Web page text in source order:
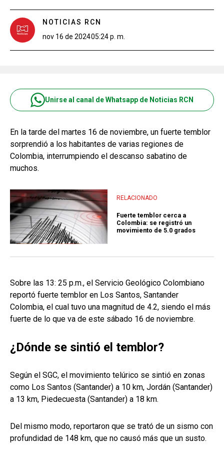
NOTICIAS RCN
nov 16 de 202405:24 p. m.
Unirse al canal de Whatsapp de Noticias RCN
En la tarde del martes 16 de noviembre, un fuerte temblor
sorprendió a los habitantes de varias regiones de
Colombia, interrumpiendo el descanso sabatino de
muchos.
RELACIONADO
Fuerte temblor cerca a
Colombia: se registró un
movimiento de 5.0 grados
Sobre las 13: 25 p.m., el Servicio Geológico Colombiano
reportó fuerte temblor en Los Santos, Santander
Colombia, el cual tuvo una magnitud de 4.2, siendo el más
fuerte de lo que va de este sábado 16 de noviembre.
¿Dónde se sintió el temblor?
Según el SGC, el movimiento telúrico se sintió en zonas
como Los Santos (Santander) a 10 km, Jordán (Santander)
a 13 km, Piedecuesta (Santander) a 18 km.
Del mismo modo, reportaron que se trató de un sismo con
profundidad de 148 km, que no causó más que un susto.